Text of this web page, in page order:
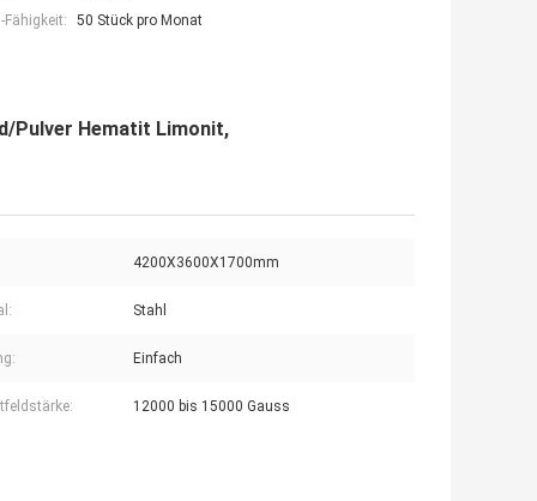
50 Stück pro Monat
Pulver Hematit Limonit,
4200X3600X1700mm
Stahl
Einfach
12000 bis 15000 Gauss